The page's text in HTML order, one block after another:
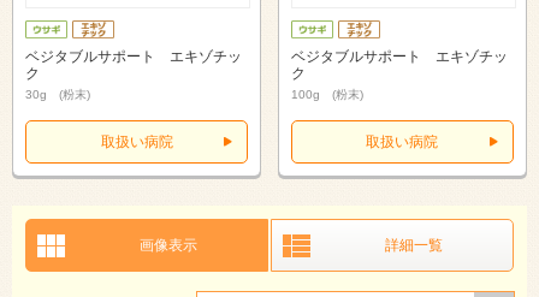
ベジタブルサポート エキゾチッ
ク
30g (粉末)
取扱い病院
ベジタブルサポート エキゾチッ
ク
100g (粉末)
取扱い病院
画像表示 詳細一覧